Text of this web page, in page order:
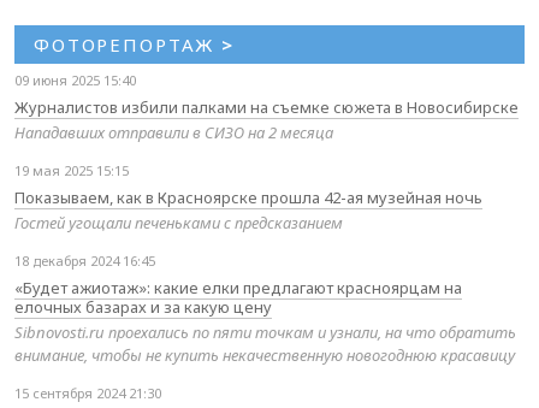
ФОТОРЕПОРТАЖ >
09 июня 2025 15:40
Журналистов избили палками на съемке сюжета в Новосибирске
Нападавших отправили в СИЗО на 2 месяца
19 мая 2025 15:15
Показываем, как в Красноярске прошла 42-ая музейная ночь
Гостей угощали печеньками с предсказанием
18 декабря 2024 16:45
«Будет ажиотаж»: какие елки предлагают красноярцам на
елочных базарах и за какую цену
Sibnovosti.ru проехались по пяти точкам и узнали, на что обратить
внимание, чтобы не купить некачественную новогоднюю красавицу
15 сентября 2024 21:30